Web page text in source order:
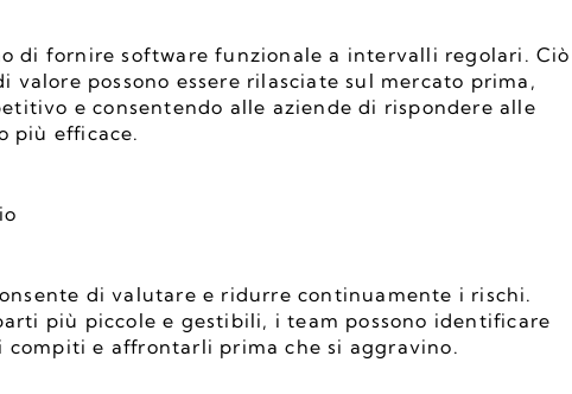
di fornire software funzionale a intervalli regolari. Ciò
possono essere rilasciate sul mercato prima,
e consentendo alle aziende di rispondere alle
più efficace.
di valutare e ridurre continuamente i rischi.
più piccole e gestibili, i team possono identificare
e affrontarli prima che si aggravino.